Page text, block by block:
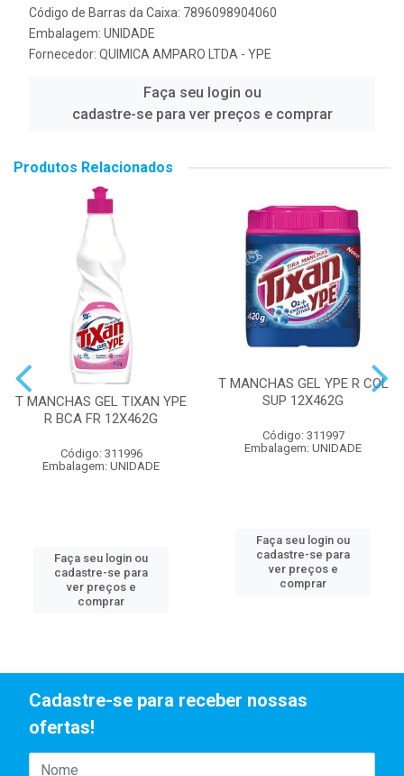
Código de Barras da Caixa: 7896098904060
Embalagem: UNIDADE
Fornecedor: QUIMICA AMPARO LTDA - YPE
Faça seu login ou
cadastre-se para ver preços e comprar
Produtos Relacionados
T MANCHAS GEL TIXAN YPE
R BCA FR 12X462G
Código: 311996
Embalagem: UNIDADE
Faça seu login ou
cadastre-se para
ver preços e
comprar
T MANCHAS GEL YPE R COL
SUP 12X462G
Código: 311997
Embalagem: UNIDADE
Faça seu login ou
cadastre-se para
ver preços e
comprar
Cadastre-se para receber nossas
ofertas!